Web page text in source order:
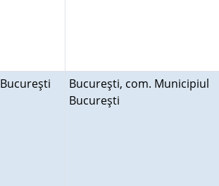
Bucureşti
Bucureşti, com. Municipiul
Bucureşti